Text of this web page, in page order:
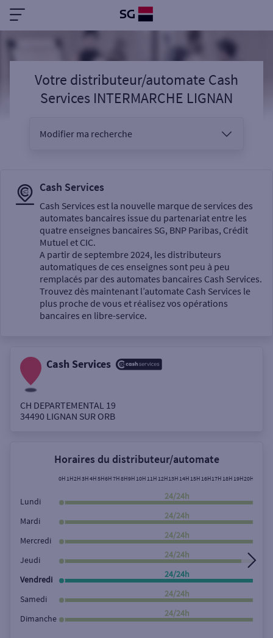
Votre distributeur/automate Cash
Services INTERMARCHE LIGNAN
Modifier ma recherche
Sélectionnez votre recherche
Un service
Autour de moi
Rue
Cash Services
Cash Services est la nouvelle marque de services des
automates bancaires issue du partenariat entre les
quatre enseignes bancaires SG, BNP Paribas, Crédit
Mutuel et CIC.
A partir de septembre 2024, les distributeurs
automatiques de ces enseignes sont peu à peu
remplacés par des automates bancaires Cash Services.
Trouvez dès maintenant l’automate Cash Services le
plus proche de vous et réalisez vos opérations
bancaires en libre-service.
Cash Services
CH DEPARTEMENTAL 19
34490 LIGNAN SUR ORB
Horaires du distributeur/automate
0H 1H2H3H4H5H6H7H8H9H 10H 11H 12H13H 14H 15H 16H17H 18H 19H20H
Lundi
24/24h
Mardi
24/24h
Mercredi
24/24h
Jeudi
24/24h
Vendredi
24/24h
Samedi
24/24h
Dimanche
24/24h